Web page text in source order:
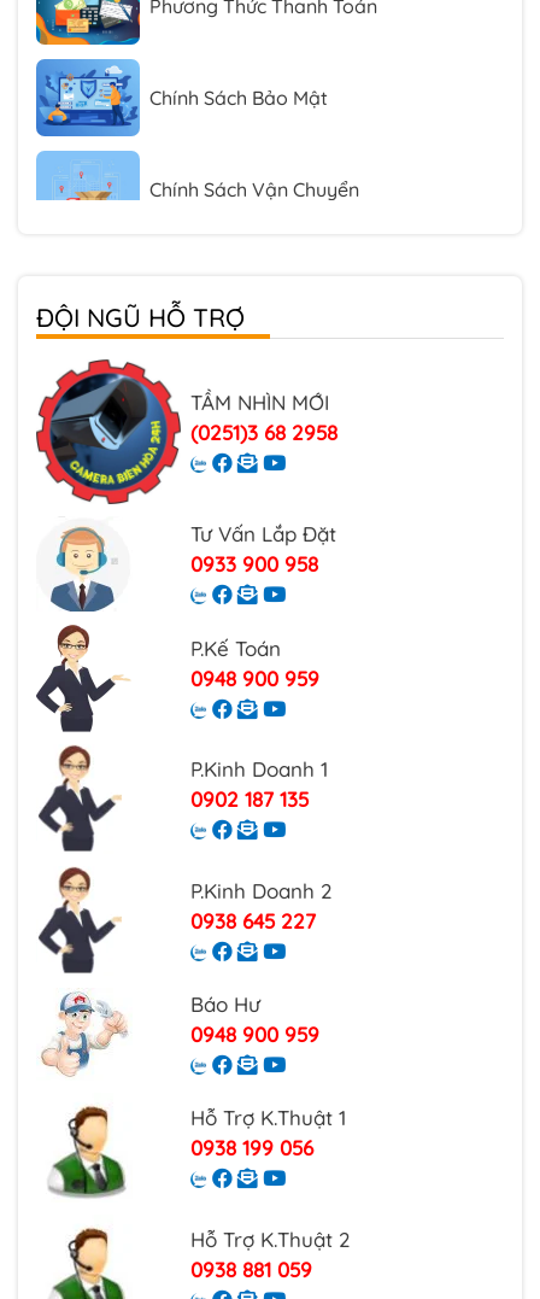
Chính Sách Bảo Mật
Chính Sách Vận Chuyển
Phương Thức Thanh Toán
ĐỘI NGŨ HỖ TRỢ
TẦM NHÌN MỚI
(0251)3 68 2958
Tư Vấn Lắp Đặt
0933 900 958
P.Kế Toán
0948 900 959
P.Kinh Doanh 1
0902 187 135
P.Kinh Doanh 2
0938 645 227
Báo Hư
0948 900 959
Hỗ Trợ K.Thuật 1
0938 199 056
Hỗ Trợ K.Thuật 2
0938 881 059